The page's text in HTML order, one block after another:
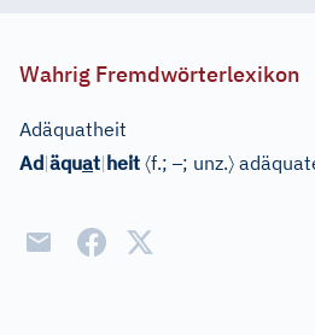
Wahrig Fremdwörterlexikon
Adäquatheit
Ad|äquat|heit 〈f.;–; unz.〉